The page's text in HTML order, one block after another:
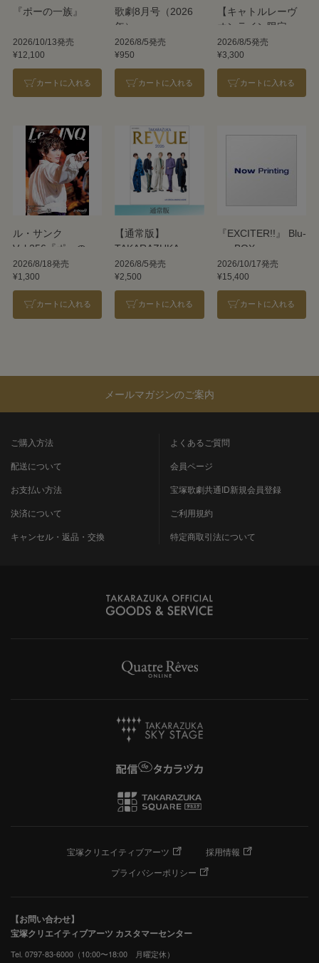
『ポーの一族』
2026/10/13発売
¥12,100
カートに入れる
歌劇8月号（2026
年）
2026/8/5発売
¥950
カートに入れる
【キャトルレーヴ
オンライン限定
版】TAKARAZUKA
REVUE 2026
2026/8/5発売
¥3,300
カートに入れる
ル・サンク
Vol.256『ポーの一
族』＜雪組＞
2026/8/18発売
¥1,300
カートに入れる
【通常版】
TAKARAZUKA
REVUE 2026
2026/8/5発売
¥2,500
カートに入れる
『EXCITER!!』 Blu-
ray BOX
2026/10/17発売
¥15,400
カートに入れる
メールマガジンのご案内
ご購入方法
配送について
お支払い方法
決済について
キャンセル・返品・交換
よくあるご質問
会員ページ
宝塚歌劇共通ID新規会員登録
ご利用規約
特定商取引法について
宝塚クリエイティブアーツ
採用情報
プライバシーポリシー
【お問い合わせ】
宝塚クリエイティブアーツ カスタマーセンター
Tel. 0797-83-6000（10:00〜18:00 月曜定休）